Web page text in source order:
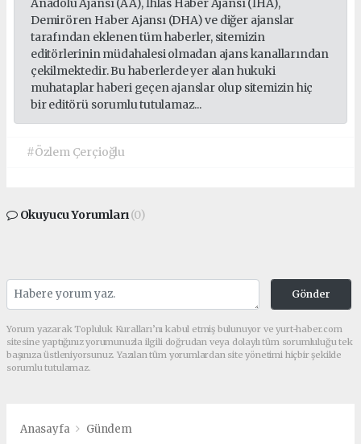
Anadolu Ajansı (AA), İhlas Haber Ajansı (İHA),
Demirören Haber Ajansı (DHA) ve diğer ajanslar
tarafından eklenen tüm haberler, sitemizin
editörlerinin müdahalesi olmadan ajans kanallarından
çekilmektedir. Bu haberlerde yer alan hukuki
muhataplar haberi geçen ajanslar olup sitemizin hiç
bir editörü sorumlu tutulamaz...
#Özlem Çerçioğlu
Okuyucu Yorumları(0)
Gönder
Yorum yazarak Topluluk Kuralları’nı kabul etmiş bulunuyor ve yurt-haber.com
sitesine yaptığınız yorumunuzla ilgili doğrudan veya dolaylı tüm sorumluluğu tek
başınıza üstleniyorsunuz. Yazılan tüm yorumlardan site yönetimi hiçbir şekilde
sorumlu tutulamaz.
Anasayfa Gündem